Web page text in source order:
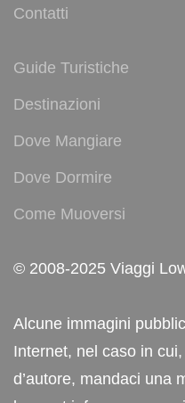
Contatti
Guide Turistiche
Destinazioni
Dove Mangiare
Dove Dormire
Come Muoversi
© 2008-2025 Viaggi
Alcune immagini
Internet, nel caso in
d’autore, mandaci una